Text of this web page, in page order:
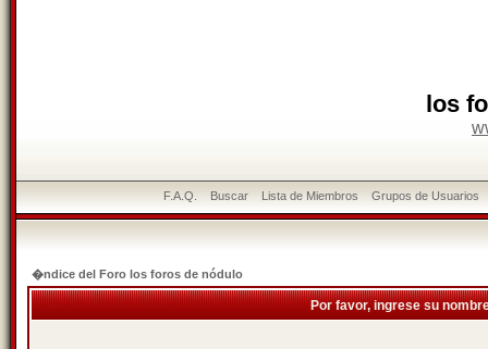
los
F.A.Q. Buscar Lista de Miembros Grupos de Usuarios
�ndice del Foro los foros de nódulo
Por favor, ingrese su